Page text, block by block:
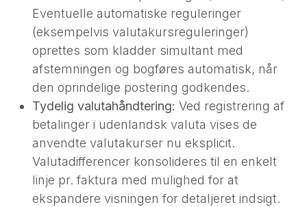
Eventuelle automatiske reguleringer
(eksempelvis valutakursreguleringer)
oprettes som kladder simultant med
afstemningen og bogføres automatisk, når
den oprindelige postering godkendes.
Tydelig valutahåndtering: Ved registrering af
betalinger i udenlandsk valuta vises de
anvendte valutakurser nu eksplicit.
Valutadifferencer konsolideres til en enkelt
linje pr. faktura med mulighed for at
ekspandere visningen for detaljeret indsigt.